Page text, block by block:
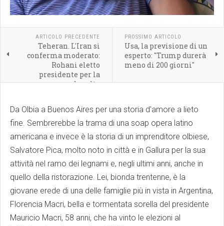
ARTICOLO PRECEDENTE
Teheran. L'Iran si
conferma moderato:
Rohani eletto
presidente per la
seconda volta
PROSSIMO ARTICOLO
Usa, la previsione di un
esperto: "Trump durerà
meno di 200 giorni"
Da Olbia a Buenos Aires per una storia d'amore a lieto
fine. Sembrerebbe la trama di una soap opera latino
americana e invece è la storia di un imprenditore olbiese,
Salvatore Pica, molto noto in città e in Gallura per la sua
attività nel ramo dei legnami e, negli ultimi anni, anche in
quello della ristorazione. Lei, bionda trentenne, è la
giovane erede di una delle famiglie più in vista in Argentina,
Florencia Macri, bella e tormentata sorella del presidente
Mauricio Macri, 58 anni, che ha vinto le elezioni al